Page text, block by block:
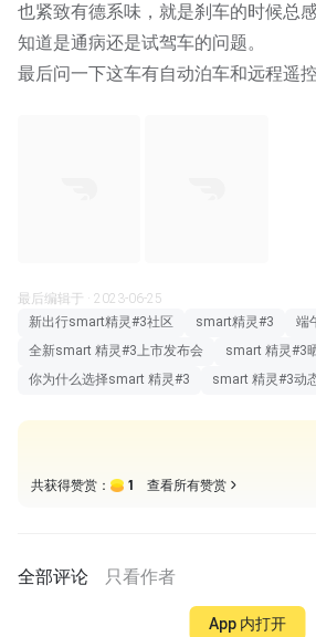
也紧致有德系味，就是刹车的时候总
知道是通病还是试驾车的问题。
最后问一下这车有自动泊车和远程遥
最后编辑于 · 2023-06-25
新出行smart精灵#3社区
smart精灵#3
端
全新smart 精灵#3上市发布会
smart 精灵#3
你为什么选择smart 精灵#3
smart 精灵#3动
共获得赞赏： 1 查看所有赞赏
全部评论 只看作者
App 内打开